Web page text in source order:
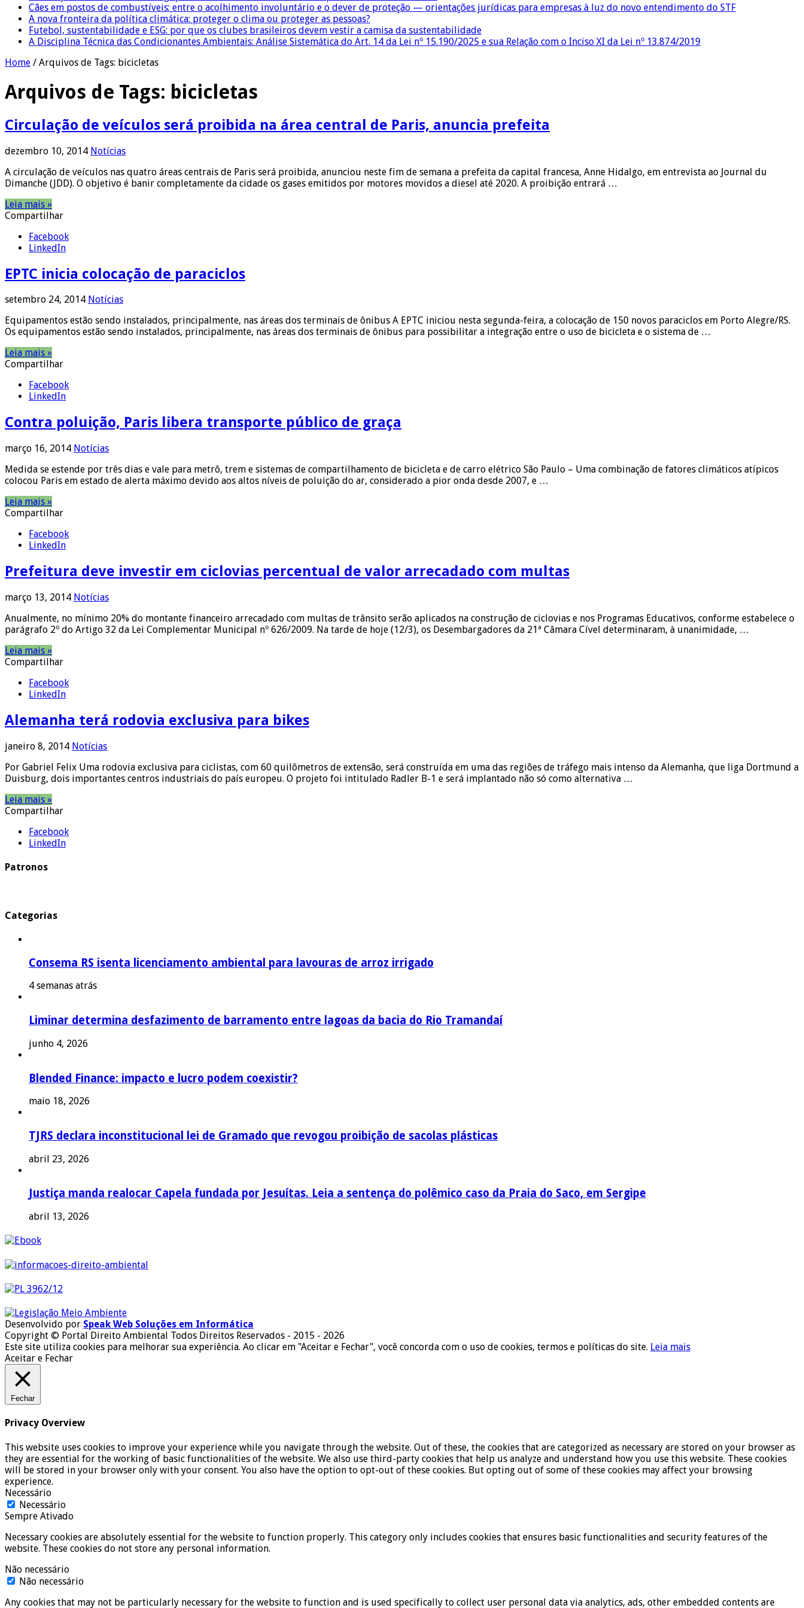
Cães em postos de combustíveis: entre o acolhimento involuntário e o dever de proteção — orientações jurídicas para empresas à luz do novo entendimento do STF
A nova fronteira da política climática: proteger o clima ou proteger as pessoas?
Futebol, sustentabilidade e ESG: por que os clubes brasileiros devem vestir a camisa da sustentabilidade
A Disciplina Técnica das Condicionantes Ambientais: Análise Sistemática do Art. 14 da Lei nº 15.190/2025 e sua Relação com o Inciso XI da Lei nº 13.874/2019
Home / Arquivos de Tags: bicicletas
Arquivos de Tags: bicicletas
Circulação de veículos será proibida na área central de Paris, anuncia prefeita
dezembro 10, 2014 Notícias
A circulação de veículos nas quatro áreas centrais de Paris será proibida, anunciou neste fim de semana a prefeita da capital francesa, Anne Hidalgo, em entrevista ao Journal du
Dimanche (JDD). O objetivo é banir completamente da cidade os gases emitidos por motores movidos a diesel até 2020. A proibição entrará …
Leia mais »
Compartilhar
Facebook
LinkedIn
EPTC inicia colocação de paraciclos
setembro 24, 2014 Notícias
Equipamentos estão sendo instalados, principalmente, nas áreas dos terminais de ônibus A EPTC iniciou nesta segunda-feira, a colocação de 150 novos paraciclos em Porto Alegre/RS.
Os equipamentos estão sendo instalados, principalmente, nas áreas dos terminais de ônibus para possibilitar a integração entre o uso de bicicleta e o sistema de …
Leia mais »
Compartilhar
Facebook
LinkedIn
Contra poluição, Paris libera transporte público de graça
março 16, 2014 Notícias
Medida se estende por três dias e vale para metrô, trem e sistemas de compartilhamento de bicicleta e de carro elétrico São Paulo – Uma combinação de fatores climáticos atípicos
colocou Paris em estado de alerta máximo devido aos altos níveis de poluição do ar, considerado a pior onda desde 2007, e …
Leia mais »
Compartilhar
Facebook
LinkedIn
Prefeitura deve investir em ciclovias percentual de valor arrecadado com multas
março 13, 2014 Notícias
Anualmente, no mínimo 20% do montante financeiro arrecadado com multas de trânsito serão aplicados na construção de ciclovias e nos Programas Educativos, conforme estabelece o
parágrafo 2º do Artigo 32 da Lei Complementar Municipal nº 626/2009. Na tarde de hoje (12/3), os Desembargadores da 21ª Câmara Cível determinaram, à unanimidade, …
Leia mais »
Compartilhar
Facebook
LinkedIn
Alemanha terá rodovia exclusiva para bikes
janeiro 8, 2014 Notícias
Por Gabriel Felix Uma rodovia exclusiva para ciclistas, com 60 quilômetros de extensão, será construída em uma das regiões de tráfego mais intenso da Alemanha, que liga Dortmund a
Duisburg, dois importantes centros industriais do país europeu. O projeto foi intitulado Radler B-1 e será implantado não só como alternativa …
Leia mais »
Compartilhar
Facebook
LinkedIn
Patronos
Categorias
Consema RS isenta licenciamento ambiental para lavouras de arroz irrigado
4 semanas atrás
Liminar determina desfazimento de barramento entre lagoas da bacia do Rio Tramandaí
junho 4, 2026
Blended Finance: impacto e lucro podem coexistir?
maio 18, 2026
TJRS declara inconstitucional lei de Gramado que revogou proibição de sacolas plásticas
abril 23, 2026
Justiça manda realocar Capela fundada por Jesuítas. Leia a sentença do polêmico caso da Praia do Saco, em Sergipe
abril 13, 2026
Desenvolvido por Speak Web Soluções em Informática
Copyright © Portal Direito Ambiental Todos Direitos Reservados - 2015 - 2026
Este site utiliza cookies para melhorar sua experiência. Ao clicar em "Aceitar e Fechar", você concorda com o uso de cookies, termos e políticas do site. Leia mais
Aceitar e Fechar
Fechar
Privacy Overview
This website uses cookies to improve your experience while you navigate through the website. Out of these, the cookies that are categorized as necessary are stored on your browser as
they are essential for the working of basic functionalities of the website. We also use third-party cookies that help us analyze and understand how you use this website. These cookies
will be stored in your browser only with your consent. You also have the option to opt-out of these cookies. But opting out of some of these cookies may affect your browsing
experience.
Necessário
Necessário
Sempre Ativado
Necessary cookies are absolutely essential for the website to function properly. This category only includes cookies that ensures basic functionalities and security features of the
website. These cookies do not store any personal information.
Não necessário
Não necessário
Any cookies that may not be particularly necessary for the website to function and is used specifically to collect user personal data via analytics, ads, other embedded contents are